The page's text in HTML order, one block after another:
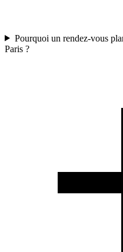
Pourquoi un rendez-vous
Paris ?